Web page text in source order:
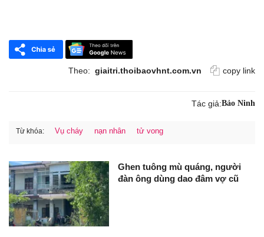
Theo: giaitri.thoibaovhnt.com.vn copy link
Tác giả:Bảo Ninh
Từ khóa: Vụ cháy nạn nhân tử vong
Ghen tuông mù quáng, người
đàn ông dùng dao đâm vợ cũ